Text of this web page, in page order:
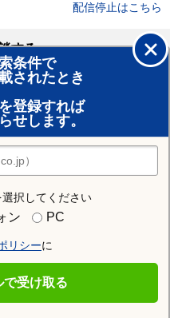
配信停止はこちら
条件で
されたとき
登録すれば
せします。
択してください
ン PC
リシーに
で受け取る
する
見る